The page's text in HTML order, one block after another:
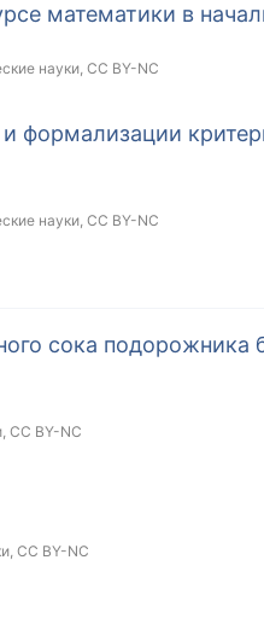
математики в
науки, CC BY-NC
формализации
науки, CC BY-NC
сока подорожника
CC BY-NC
CC BY-NC